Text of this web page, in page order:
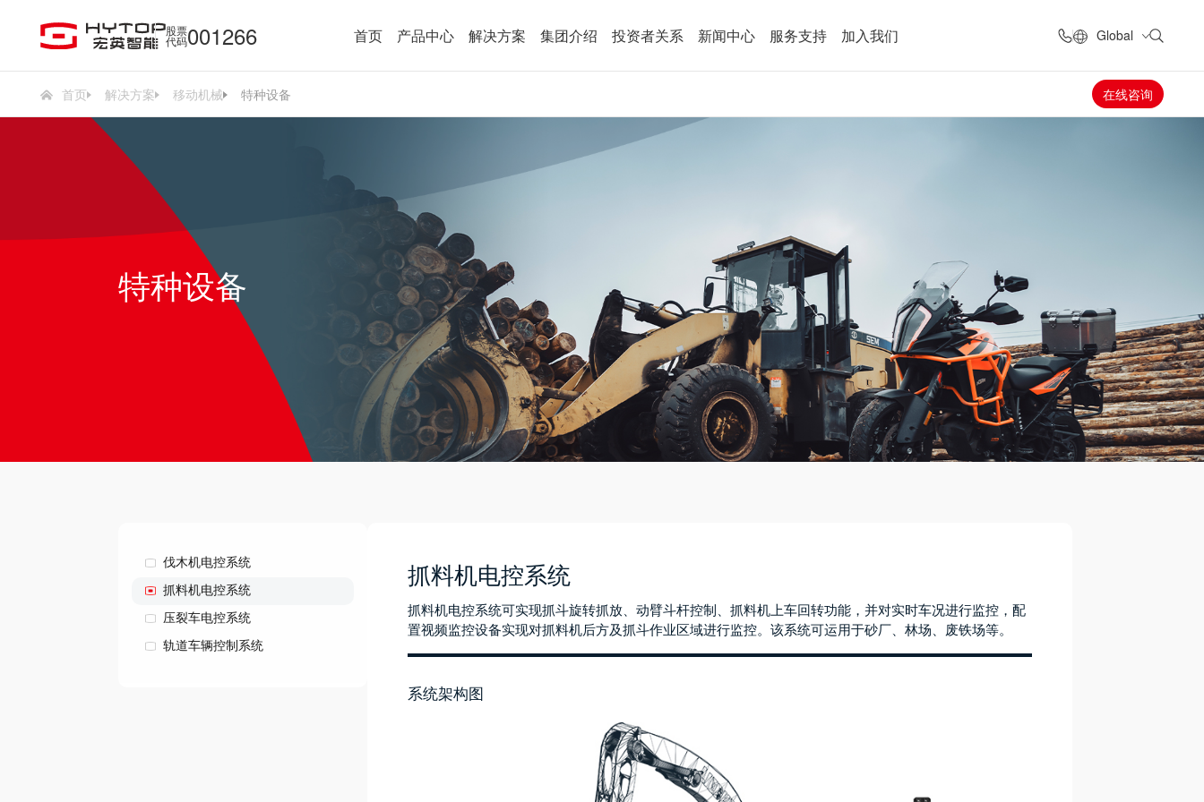
股票
代码001266 首页 产品中心 解决方案 集团介绍 投资者关系 新闻中心 服务支持 加入我们 Global
首页 解决方案 移动机械 特种设备 在线咨询
特种设备
伐木机电控系统
抓料机电控系统
压裂车电控系统
轨道车辆控制系统
抓料机电控系统
抓料机电控系统可实现抓斗旋转抓放、动臂斗杆控制、抓料机上车回转功能，并对实时车况进行监控，配
置视频监控设备实现对抓料机后方及抓斗作业区域进行监控。该系统可运用于砂厂、林场、废铁场等。
系统架构图